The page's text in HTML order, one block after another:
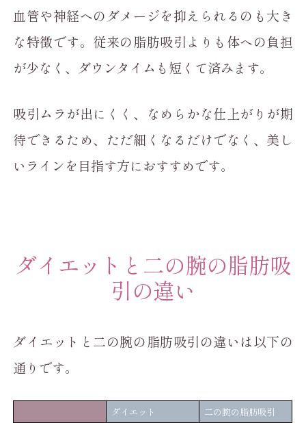
血管や神経へのダメージを抑えられるのも大き
な特徴です。従来の脂肪吸引よりも体への負担
が少なく、ダウンタイムも短くて済みます。
吸引ムラが出にくく、なめらかな仕上がりが期
待できるため、ただ細くなるだけでなく、美し
いラインを目指す方におすすめです。
ダイエットと二の腕の脂肪吸
引の違い
ダイエットと二の腕の脂肪吸引の違いは以下の
通りです。
ダイエット 二の腕の脂肪吸引